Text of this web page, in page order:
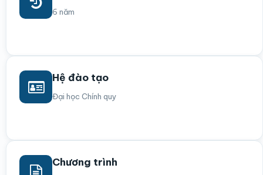
6 năm
Hệ đào tạo
Đại học Chính quy
Chương trình